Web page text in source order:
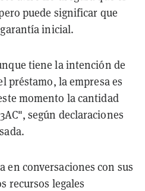
puede significar que
inicial.
tiene la intención de
préstamo, la empresa es
momento la cantidad
según declaraciones
en conversaciones con sus
recursos legales